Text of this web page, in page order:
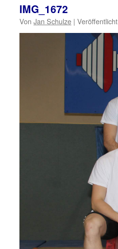
IMG_1672
Von Jan Schulze | Veröffentlicht